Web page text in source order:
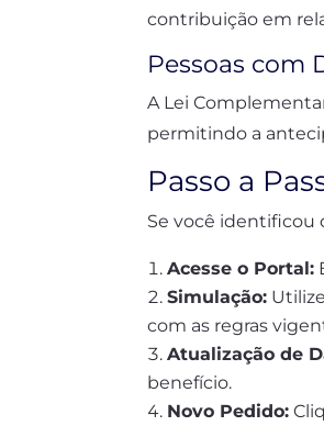
contribuição em
Pessoas com
A Lei
permitindo a
Passo a
Se você identificou
Acesse o Portal:
Simulação:
com as regras
Atualização de
benefício.
Novo Pedido: